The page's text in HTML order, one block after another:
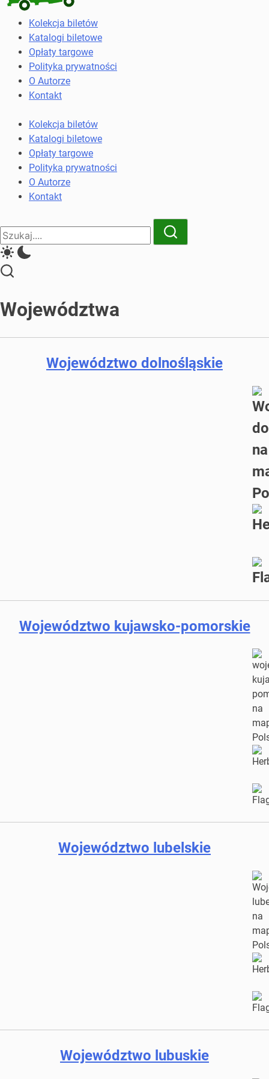
Kolekcja
biletów
komunikacji
miejskiej
kolejowych
Kolekcja biletów
Katalogi biletowe
Opłaty targowe
Polityka prywatności
O Autorze
Kontakt
Kolekcja biletów
Katalogi biletowe
Opłaty targowe
Polityka prywatności
O Autorze
Kontakt
Close
Search
Search
Województwa
Województwo dolnośląskie
Województwo kujawsko-pomorskie
Województwo lubelskie
Województwo lubuskie